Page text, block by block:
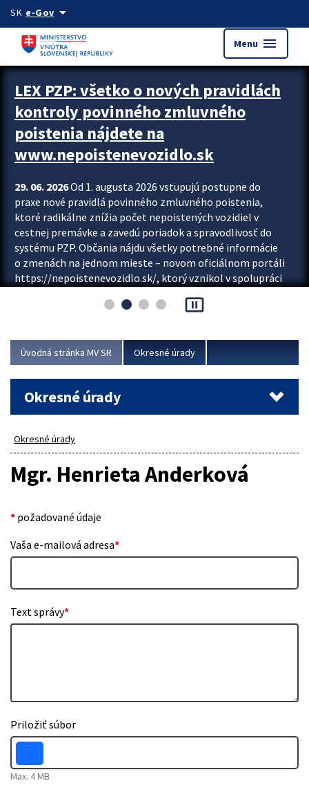
Preskocit na hlavný obsah
SK e-Govarrow_drop_down
Menu menu
Zastavit automatický posun upútavok
LEX PZP: všetko o nových pravidlách
kontroly povinného zmluvného
poistenia nájdete na
www.nepoistenevozidlo.sk
29. 06. 2026Od 1. augusta 2026 vstupujú postupne do
praxe nové pravidlá povinného zmluvného poistenia,
ktoré radikálne znížia počet nepoistených vozidiel v
cestnej premávke a zavedú poriadok a spravodlivosť do
systému PZP. Občania nájdu všetky potrebné informácie
o zmenách na jednom mieste – novom oficiálnom portáli
https://nepoistenevozidlo.sk/, ktorý vznikol v spolupráci
asociácie poisťovní (SLASPO) a Ministerstva vnútra SR.
Viac
pause_presentation
Úvodná stránka MV SR Okresné úrady
Okresné úrady
Okresné úrady
Mgr. Henrieta Anderková
* požadované údaje
Vaša e-mailová adresa*
Text správy*
Priložiť súbor
Max. 4 MB